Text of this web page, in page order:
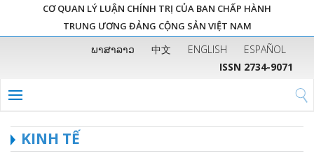
CƠ QUAN LÝ LUẬN CHÍNH TRỊ CỦA BAN CHẤP HÀNH
TRUNG ƯƠNG ĐẢNG CỘNG SẢN VIỆT NAM
ພາສາລາວ 中文 ENGLISH
ESPAÑOL
ISSN 2734-9071
KINH TẾ